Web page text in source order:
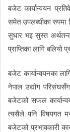
बजेट कार्यान्वयन
समेत उपलब्धीका रुपमा
सुधार भइ सुस्त
प्राप्तिका लागि बलियो
बजेट कार्यान्वयनका
नेपाल उद्योग
बजेटको सफल
त्यसैले पनि विषयगत
बजेटको प्रभावकारी